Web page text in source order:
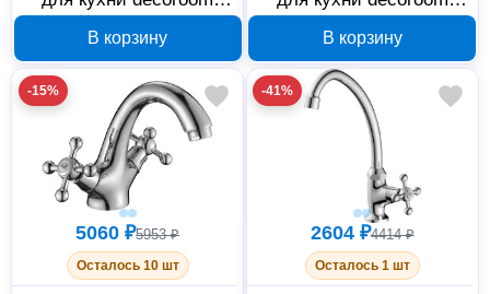
поворотным изливом
В корзину
поворотным изливом
В корзину
-15%
5060 ₽5953 ₽
Осталось 10 шт
-41%
2604 ₽4414 ₽
Осталось 1 шт